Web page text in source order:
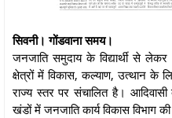
सिवनी। गोंडवाना समय।
जनजाति समुदाय के विद्यार्थी से
क्षेत्रों में विकास, कल्याण, उत्थान के
राज्य स्तर पर संचालित है। आदिवासी
खंडों में जनजाति कार्य विकास विभाग